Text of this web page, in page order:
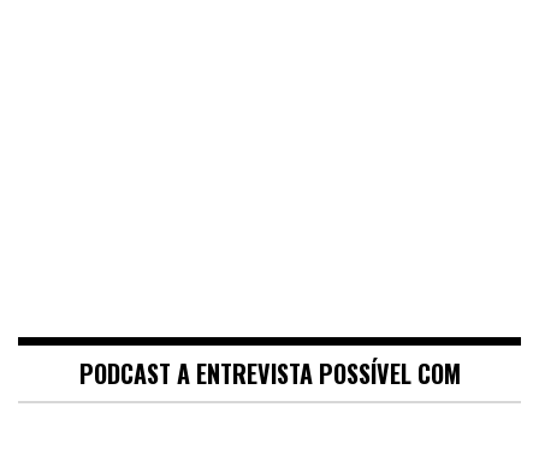
PODCAST A ENTREVISTA POSSÍVEL COM